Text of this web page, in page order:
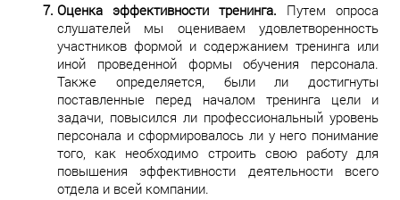
Оценка эффективности тренинга. Путем опроса
слушателей мы оцениваем удовлетворенность
участников формой и содержанием тренинга или
иной проведенной формы обучения персонала.
Также определяется, были ли достигнуты
поставленные перед началом тренинга цели и
задачи, повысился ли профессиональный уровень
персонала и сформировалось ли у него понимание
того, как необходимо строить свою работу для
повышения эффективности деятельности всего
отдела и всей компании.